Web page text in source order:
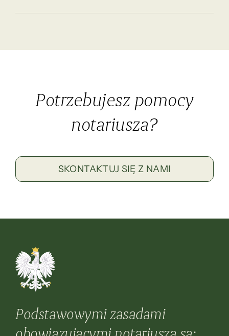
Potrzebujesz pomocy
notariusza?
SKONTAKTUJ SIĘ Z NAMI
Podstawowymi zasadami